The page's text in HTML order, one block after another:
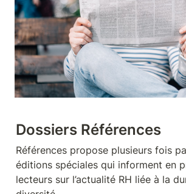
Dossiers Références
Références propose plusieurs fois
éditions spéciales qui informent en
lecteurs sur l’actualité RH liée à la